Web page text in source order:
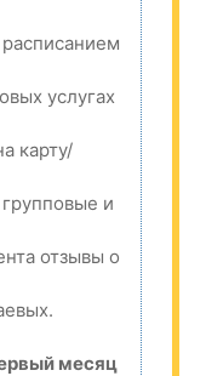
услугах
карту/
и
отзывы о
месяц